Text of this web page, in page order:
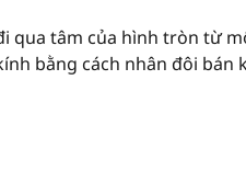
qua tâm của hình tròn từ
bằng cách nhân đôi bán